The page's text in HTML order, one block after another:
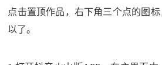
点击置顶作品，右下角三个点的图
以了。